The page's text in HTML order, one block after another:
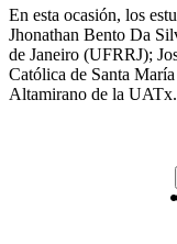
En esta ocasión, los
Jhonathan Bento Da
de Janeiro (UFRRJ);
Católica de Santa
Altamirano de la UATx.